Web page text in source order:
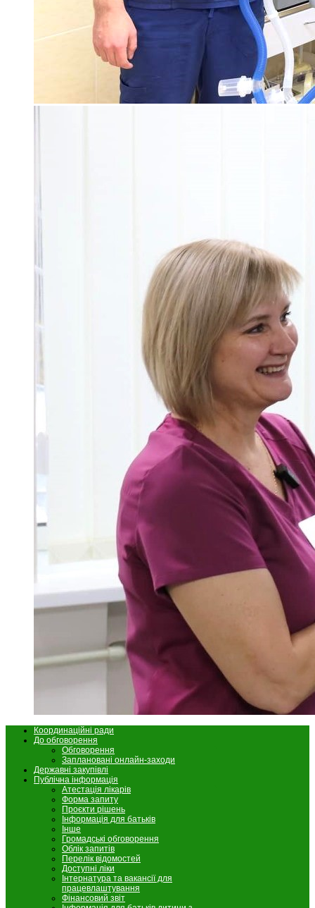
Координаційні ради
До обговорення
Обговорення
Заплановані онлайн-заходи
Державні закупівлі
Публічна інформація
Атестація лікарів
Форма запиту
Проєкти рішень
Інформація для батьків
Інше
Громадські обговорення
Облік запитів
Перелік відомостей
Доступні ліки
Інтернатура та вакансії для
працевлаштування
Фінансовий звіт